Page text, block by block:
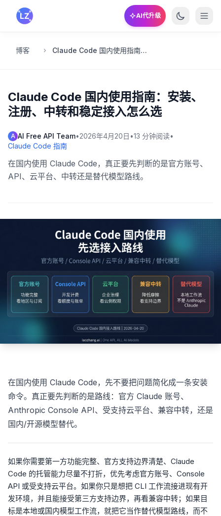
跳转到主要内容
AI代升级
博客 Claude Code 国内使用指南：安装、注册、中转和稳定接入怎么选
Claude Code 国内使用指南：安装、
注册、中转和稳定接入怎么选
A AI Free API Team•2026年4月20日 •13 分钟阅读•
Claude Code 指南
在国内使用 Claude Code，真正要先判断的是官方账号、
API、云平台、中转还是替代模型路线。
在国内使用 Claude Code，先不要把问题简化成一条安装
命令。真正要先判断的是路线：官方 Claude 账号、
Anthropic Console API、受支持云平台、兼容中转，还是
国内/开源模型替代。
如果你需要第一方功能完整、官方支持边界清楚、Claude
Code 的托管能力尽量不打折，优先考虑官方账号、Console
API 或受支持云平台。如果你只是想把 CLI 工作流接进现有开
发环境，并且能接受第三方支持边界，再看兼容中转；如果目
标是本地或国内模型工作流，就把它当作替代模型路线，而不